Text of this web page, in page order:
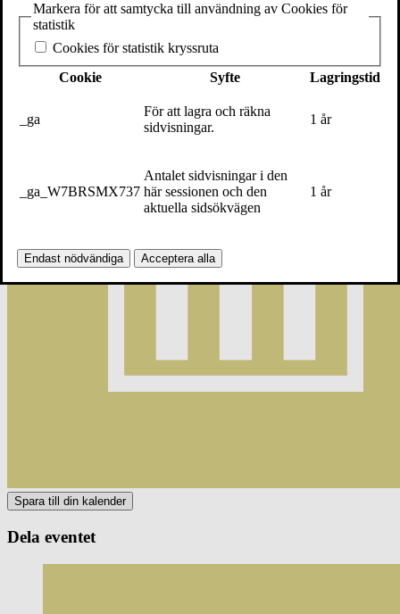
29 maj
Dela eventet
Markera för att samtycka till användning av Cookies för
statistik
Cookies för statistik kryssruta
Cookie
Syfte Lagringstid
_ga
För att lagra och räkna
sidvisningar.
1 år
_ga_W7BRSMX737
Antalet sidvisningar i den
här sessionen och den
aktuella sidsökvägen
1 år
Endast nödvändiga Acceptera alla